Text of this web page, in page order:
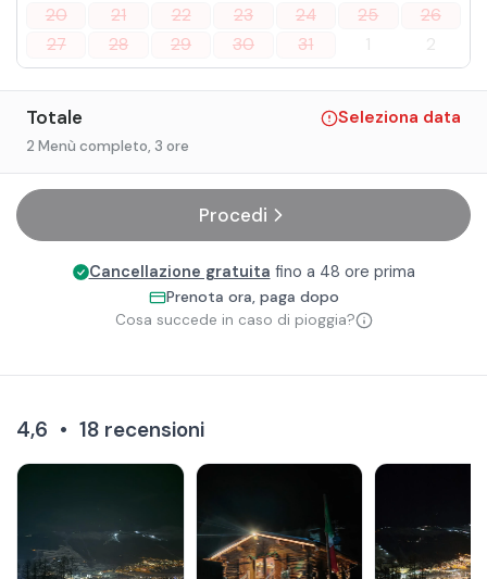
20
21 22 23 24 25
26
27
28 29 30 31 1 2
Totale Seleziona data
2 Menù completo, 3 ore
Procedi
Cancellazione gratuita fino a 48 ore prima
Prenota ora, paga dopo
Cosa succede in caso di pioggia?
4,6 • 18 recensioni